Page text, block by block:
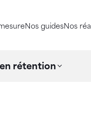
Nos guidesNos
rétention